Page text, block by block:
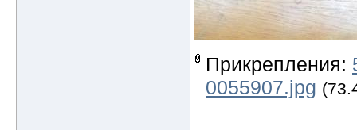
Прикрепления:
0055907.jpg